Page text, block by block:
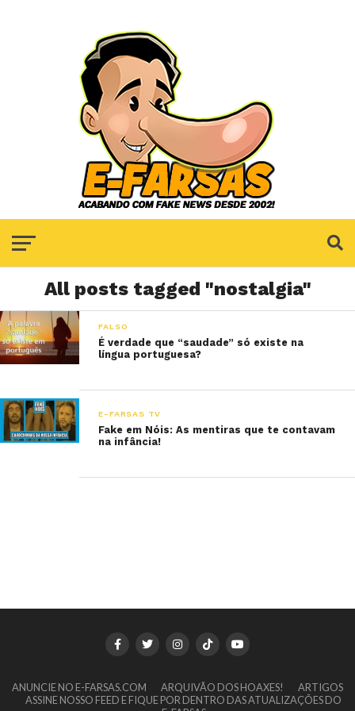
All posts tagged "nostalgia"
FALSO
É verdade que “saudade” só existe na
língua portuguesa?
E-FARSAS TV
Fake em Nóis: As mentiras que te contavam
na infância!
ANUNCIE NO E-FARSAS.COM ARQUIVÃO DOS HOAXES!
ARTIGOS
ASSINE NOSSO FEED E FIQUE POR DENTRO DAS ATUALIZAÇÕES DO